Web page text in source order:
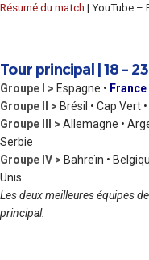
Résumé du match | YouTube –
Tour principal | 18 –
Groupe I > Espagne • France
Groupe II > Brésil • Cap Vert
Groupe III > Allemagne •
Serbie
Groupe IV > Bahreïn •
Unis
Les deux meilleures équipes
principal.